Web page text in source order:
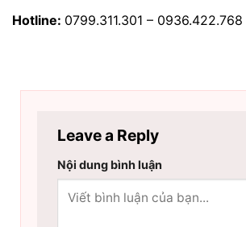
Hotline: 0799.311.301 – 0936.422.768
Leave a Reply
Nội dung bình luận